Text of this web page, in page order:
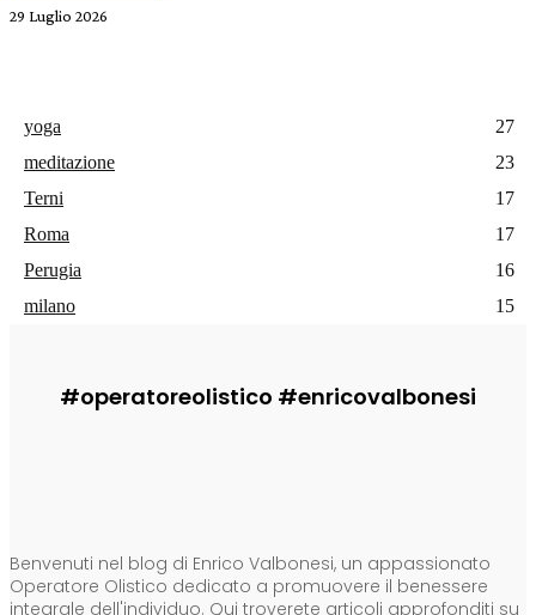
29 Luglio 2026
yoga
27
meditazione
23
Terni
17
Roma
17
Perugia
16
milano
15
#operatoreolistico #enricovalbonesi
Benvenuti nel blog di Enrico Valbonesi, un appassionato
Operatore Olistico dedicato a promuovere il benessere
integrale dell'individuo. Qui troverete articoli approfonditi su